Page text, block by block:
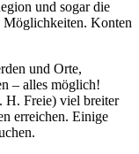
und sogar die
Möglichkeiten. Konten
und Orte,
– alles möglich!
H. Freie) viel breiter
erreichen. Einige